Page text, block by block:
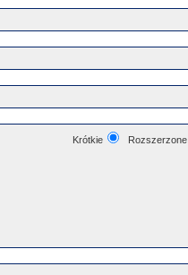
Krótkie
Rozszerzone